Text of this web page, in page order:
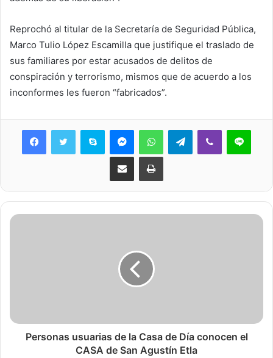
Reprochó al titular de la Secretaría de Seguridad Pública,
Marco Tulio López Escamilla que justifique el traslado de
sus familiares por estar acusados de delitos de
conspiración y terrorismo, mismos que de acuerdo a los
inconformes les fueron “fabricados”.
Skype MessengerWhatsAppTelegramViber Line
Share via Email Print
Personas usuarias de la Casa de Día conocen el
CASA de San Agustín Etla